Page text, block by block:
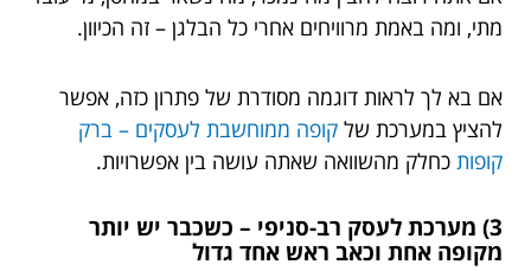
מתי, ומה באמת מרוויחים אחרי כל הבלגן – זה הכיוון.
אם בא לך לראות דוגמה מסודרת של פתרון כזה, אפשר
להציץ במערכת של קופה ממוחשבת לעסקים – ברק
קופות כחלק מהשוואה שאתה עושה בין אפשרויות.
3) מערכת לעסק רב-סניפי – כשכבר יש יותר
מקופה אחת וכאב ראש אחד גדול